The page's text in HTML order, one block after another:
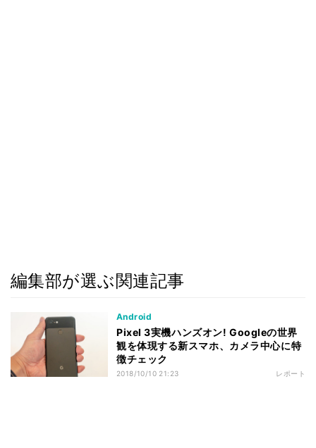
編集部が選ぶ関連記事
Android
Pixel 3実機ハンズオン! Googleの世界
観を体現する新スマホ、カメラ中心に特
徴チェック
2018/10/10 21:23 レポート